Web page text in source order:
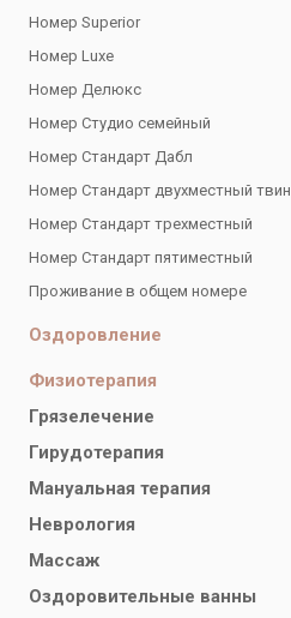
Номер Superior
Номер Luxe
Номер Делюкс
Номер Студио семейный
Номер Стандарт Дабл
Номер Стандарт двухместный твин
Номер Стандарт трехместный
Номер Стандарт пятиместный
Проживание в общем номере
Оздоровление
Физиотерапия
Грязелечение
Гирудотерапия
Мануальная терапия
Неврология
Массаж
Оздоровительные ванны